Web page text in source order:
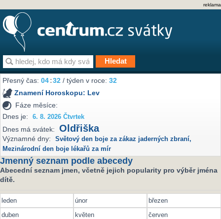
reklama
Přesný čas:04:32 / týden v roce:32
Znamení Horoskopu: Lev
Fáze měsíce:
Dnes je:
6. 8. 2026 Čtvrtek
Dnes má svátek: Oldřiška
Významné dny: Světový den boje za zákaz jaderných zbraní,
Mezinárodní den boje lékařů za mír
Jmenný seznam podle abecedy
Abecední seznam jmen, včetně jejich popularity pro výběr jména
dítě.
leden únor
březen
duben
květen
červen